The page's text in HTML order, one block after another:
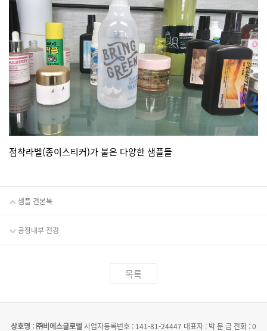
점착라벨(종이스티커)가 붙은 다양한 샘플들
샘플 견본북
공장내부 전경
목록
상호명 : ㈜비에스글로벌 사업자등록번호 : 141-81-24447 대표자 : 박 문 금 전화 : 0